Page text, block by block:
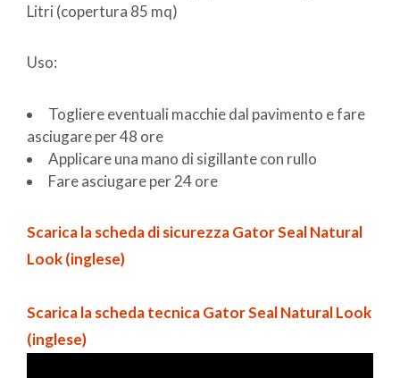
Litri (copertura 85 mq)
Uso:
Togliere eventuali macchie dal pavimento e fare
asciugare per 48 ore
Applicare una mano di sigillante con rullo
Fare asciugare per 24 ore
Scarica la scheda di sicurezza Gator Seal Natural
Look (inglese)
Scarica la scheda tecnica Gator Seal Natural Look
(inglese)